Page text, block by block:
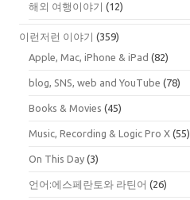
해외 여행이야기 (12)
이런저런 이야기 (359)
Apple, Mac, iPhone & iPad (82)
blog, SNS, web and YouTube (78)
Books & Movies (45)
Music, Recording & Logic Pro X (55)
On This Day (3)
언어:에스페란토와 라틴어 (26)